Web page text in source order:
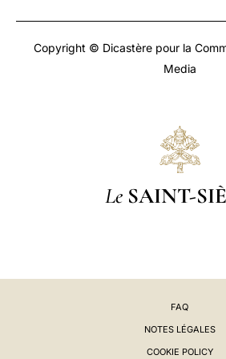
Copyright © Dicastère pour la
Media
Le SAINT-
FAQ
NOTES LÉGALES
COOKIE POLICY